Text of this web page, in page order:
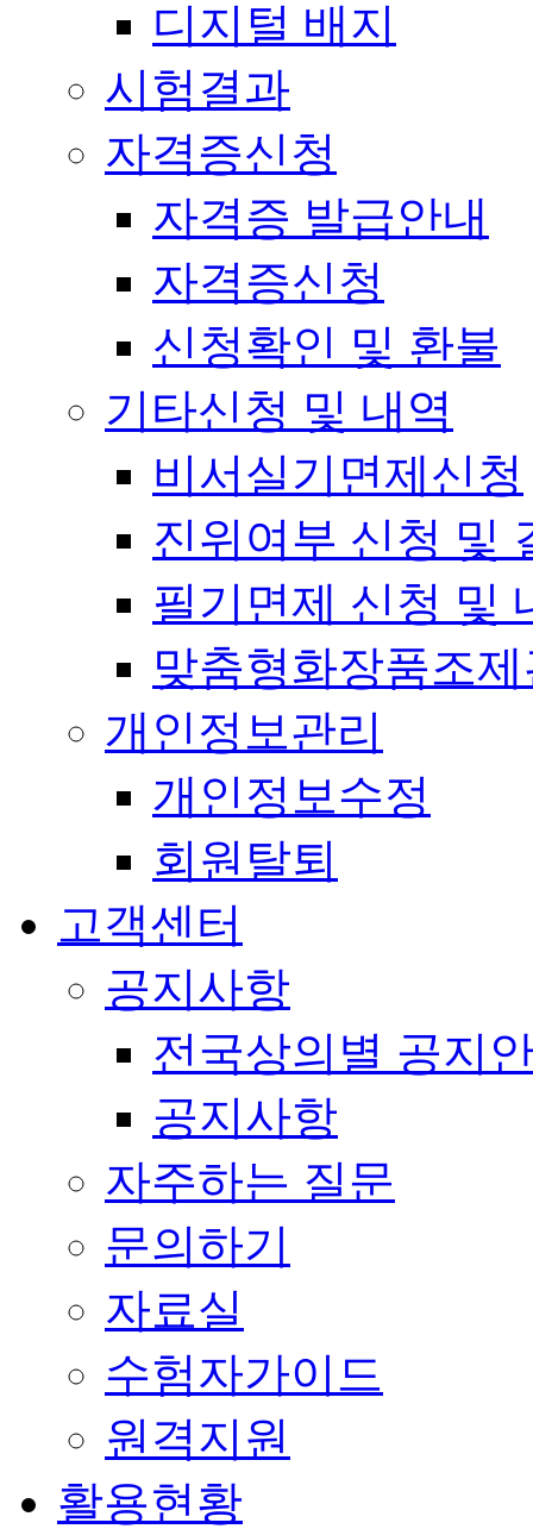
디지털 배지
시험결과
자격증신청
자격증 발급안내
자격증신청
신청확인 및 환불
기타신청 및 내역
비서실기면제신청
진위여부 신청 및
필기면제 신청 및
맞춤형화장품조
개인정보관리
개인정보수정
회원탈퇴
고객센터
공지사항
전국상의별 공지
공지사항
자주하는 질문
문의하기
자료실
수험자가이드
원격지원
활용현황